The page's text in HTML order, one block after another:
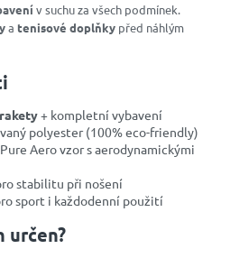
v suchu za všech podmínek.
a tenisové doplňky před náhlým
+ kompletní vybavení
polyester (100% eco-friendly)
Aero vzor s aerodynamickými
stabilitu při nošení
sport i každodenní použití
určen?